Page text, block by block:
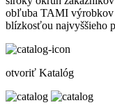
obľuba TAMI výrobkov
blízkosťou najvyššieho
otvoriť Katalóg